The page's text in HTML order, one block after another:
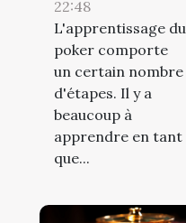
22:48
L'apprentissage du
poker comporte
un certain nombre
d'étapes. Il y a
beaucoup à
apprendre en tant
que...